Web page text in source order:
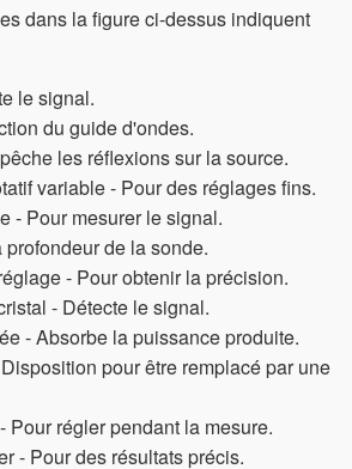
dans la figure ci-dessus indiquent
le signal.
du guide d'ondes.
les réflexions sur la source.
variable - Pour des réglages fins.
- Pour mesurer le signal.
de la sonde.
- Pour obtenir la précision.
- Détecte le signal.
- Absorbe la puissance produite.
pour être remplacé par une
Pour régler pendant la mesure.
- Pour des résultats précis.